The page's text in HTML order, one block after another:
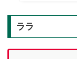
ララ